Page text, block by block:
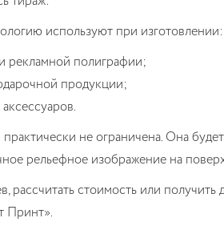
используют при изготовлении:
рекламной полиграфии;
продукции;
не ограничена. Она
рельефное изображение на
рассчитать стоимость или
Принт».